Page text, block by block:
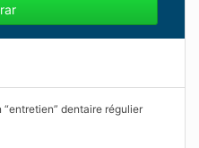
“entretien” dentaire régulier